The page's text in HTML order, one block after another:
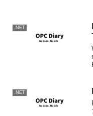
.NET
.NET